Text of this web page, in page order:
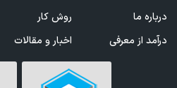
درباره ما روش کار
درآمد از معرفی
اخبار و مقالات